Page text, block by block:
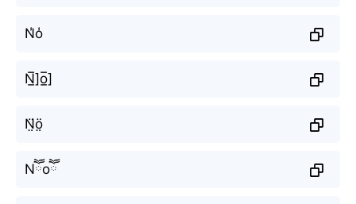
N̾o̾
N̲̅]o̲̅]
N̤̈ö̤
Nཽoཽ